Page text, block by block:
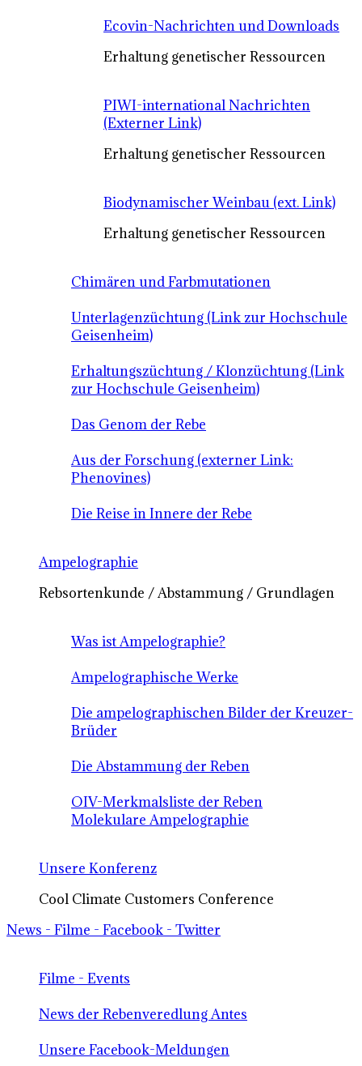
Ecovin-Nachrichten und Downloads
Erhaltung genetischer Ressourcen
PIWI-international Nachrichten
(Externer Link)
Erhaltung genetischer Ressourcen
Biodynamischer Weinbau (ext. Link)
Erhaltung genetischer Ressourcen
Chimären und Farbmutationen
Unterlagenzüchtung (Link zur Hochschule
Geisenheim)
Erhaltungszüchtung / Klonzüchtung (Link
zur Hochschule Geisenheim)
Das Genom der Rebe
Aus der Forschung (externer Link:
Phenovines)
Die Reise in Innere der Rebe
Ampelographie
Rebsortenkunde / Abstammung / Grundlagen
Was ist Ampelographie?
Ampelographische Werke
Die ampelographischen Bilder der Kreuzer-
Brüder
Die Abstammung der Reben
OIV-Merkmalsliste der Reben
Molekulare Ampelographie
Unsere Konferenz
Cool Climate Customers Conference
News - Filme - Facebook - Twitter
Filme - Events
News der Rebenveredlung Antes
Unsere Facebook-Meldungen